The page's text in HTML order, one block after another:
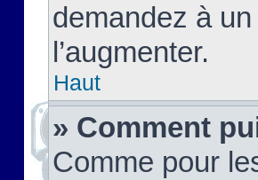
demandez à
l’augmenter.
Haut
» Comment
Comme pour